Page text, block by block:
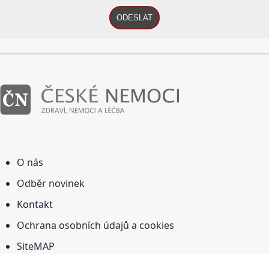
ODESLAT
O nás
Odběr novinek
Kontakt
Ochrana osobních údajů a cookies
SiteMAP